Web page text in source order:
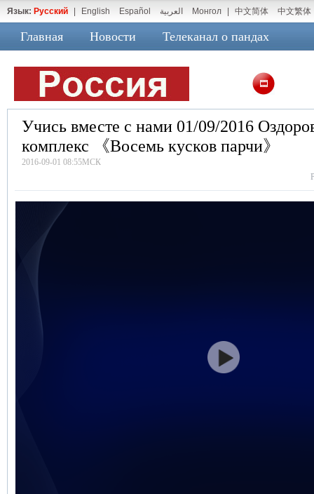
Язык: Русский English Español العربية Монгол 中文简体 中文繁体
Главная Новости Телеканал о пандах
Учись вместе с нами 01/09/2016
комплекс 《Восемь кусков парчи》
2016-09-01 08:55МСК